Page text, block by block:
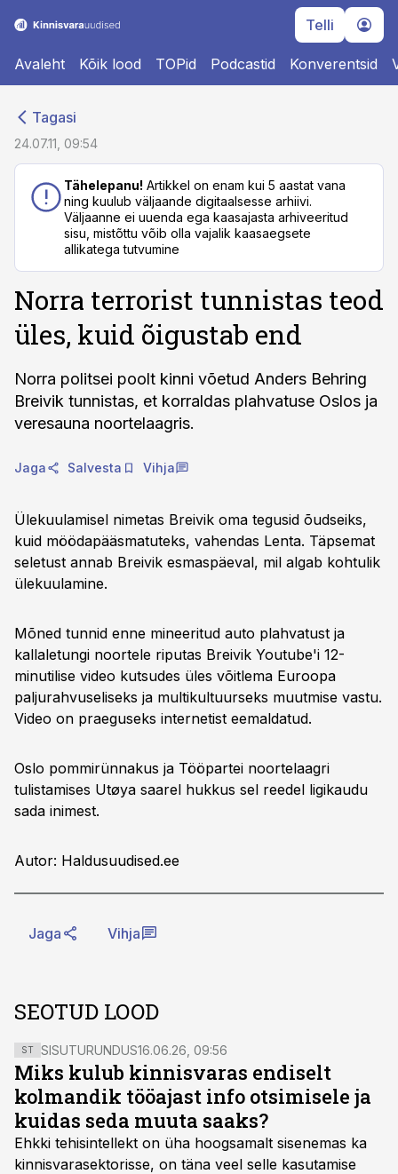
Telli
Avaleht Kõik lood TOPid Podcastid Konverentsid
Tagasi
24.07.11, 09:54
Tähelepanu! Artikkel on enam kui 5 aastat vana
ning kuulub väljaande digitaalsesse arhiivi.
Väljaanne ei uuenda ega kaasajasta arhiveeritud
sisu, mistõttu võib olla vajalik kaasaegsete
allikatega tutvumine
Norra terrorist tunnistas teod
üles, kuid õigustab end
Norra politsei poolt kinni võetud Anders Behring
Breivik tunnistas, et korraldas plahvatuse Oslos ja
veresauna noortelaagris.
Jaga Salvesta Vihja
Ülekuulamisel nimetas Breivik oma tegusid õudseiks,
kuid möödapääsmatuteks, vahendas Lenta. Täpsemat
seletust annab Breivik esmaspäeval, mil algab kohtulik
ülekuulamine.
Mõned tunnid enne mineeritud auto plahvatust ja
kallaletungi noortele riputas Breivik Youtube'i 12-
minutilise video kutsudes üles võitlema Euroopa
paljurahvuseliseks ja multikultuurseks muutmise vastu.
Video on praeguseks internetist eemaldatud.
Oslo pommirünnakus ja Tööpartei noortelaagri
tulistamises Utøya saarel hukkus sel reedel ligikaudu
sada inimest.
Autor: Haldusuudised.ee
Jaga Vihja
SEOTUD LOOD
ST SISUTURUNDUS16.06.26, 09:56
Miks kulub kinnisvaras endiselt
kolmandik tööajast info otsimisele ja
kuidas seda muuta saaks?
Ehkki tehisintellekt on üha hoogsamalt sisenemas ka
kinnisvarasektorisse, on täna veel selle kasutamise